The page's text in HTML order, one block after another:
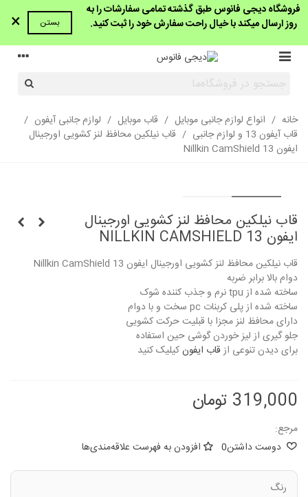
فروشگاه دیجی فانوس طبق گذشته تمامی سفارشات را به
روز ارسال میکند با خیال راحت سفارش خود را ثبت کنید.
بستن ×
خانه / انواع لوازم جانبی موبایل / قاب موبایل / لوازم جانبی آیفون /
قاب آیفون 13 و لوازم جانبی
/ قاب نیلکین محافظ لنز کشویی اورجینال
ایفون 13 Nillkin CamShield
قاب نیلکین محافظ لنز کشویی اورجینال
ایفون 13 NILLKIN CAMSHIELD
قاب نیلکین محافظ لنز کشویی اورجینال ایفون 13 Nillkin CamShield
دوام بالا برابر ضربه
ساخته شده از tpu نرم و جذب کننده شوک
ساخته شده از پلی کربنات pc سخت و با دوام
دارای محافظ لنز مجزا با قبلیت حرکت کشویی
جلو گیری از لیز خوردن گوشی حین استفاده
برای دیدن تنوعی ازقاب ایفونکیلیک کنید
319,000 تومان
مرجع:
دوست داشتن0 افزودن به فهرست علاقه‌مندی‌ها
رنگ